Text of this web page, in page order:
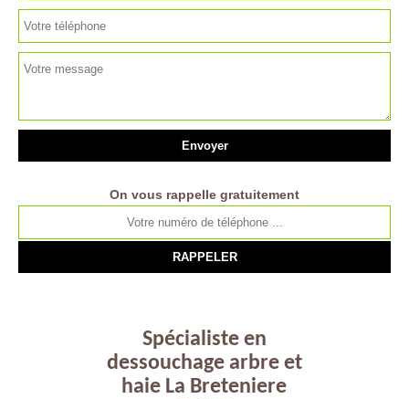
On vous rappelle gratuitement
Spécialiste en
dessouchage arbre et
haie La Breteniere